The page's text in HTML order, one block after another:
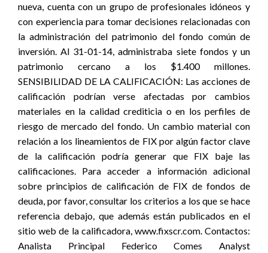
nueva, cuenta con un grupo de profesionales idóneos y
con experiencia para tomar decisiones relacionadas con
la administración del patrimonio del fondo común de
inversión. Al 31-01-14, administraba siete fondos y un
patrimonio cercano a los $1.400 millones.
SENSIBILIDAD DE LA CALIFICACIÓN: Las acciones de
calificación podrían verse afectadas por cambios
materiales en la calidad crediticia o en los perfiles de
riesgo de mercado del fondo. Un cambio material con
relación a los lineamientos de FIX por algún factor clave
de la calificación podría generar que FIX baje las
calificaciones. Para acceder a información adicional
sobre principios de calificación de FIX de fondos de
deuda, por favor, consultar los criterios a los que se hace
referencia debajo, que además están publicados en el
sitio web de la calificadora, www.fixscr.com. Contactos:
Analista Principal Federico Comes Analyst